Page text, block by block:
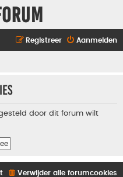
Aanmelden
Registreer
door dit forum wilt
Verwijder alle forumcookies